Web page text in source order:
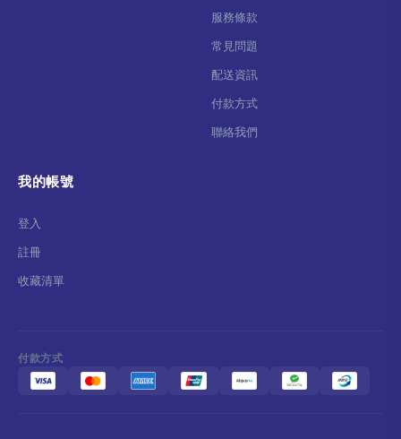
服務條款
常見問題
配送資訊
付款方式
聯絡我們
我的帳號
登入
註冊
收藏清單
付款方式